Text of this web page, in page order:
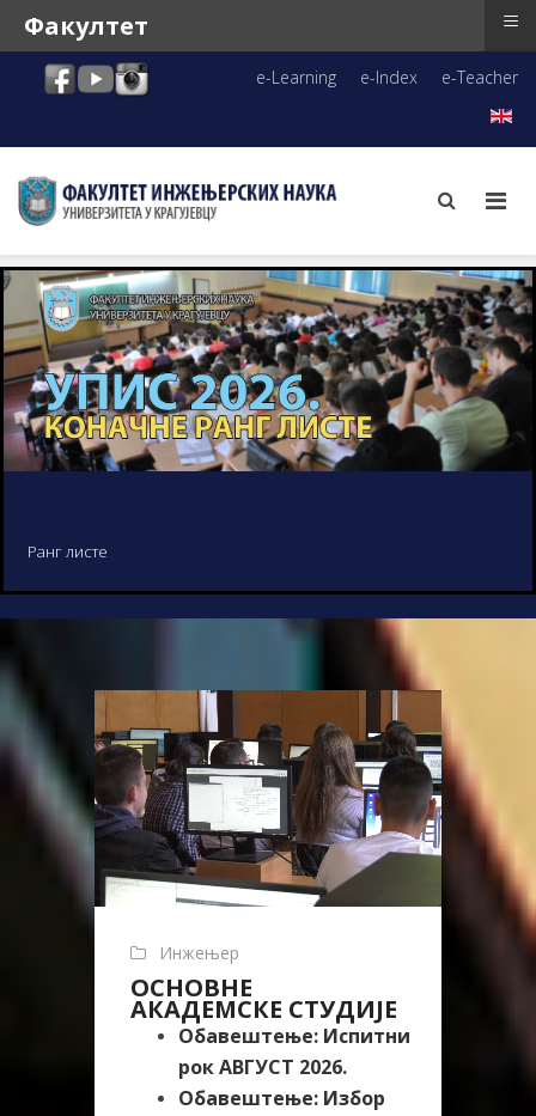
e-Learning e-Index e-Teacher
Ранг листе
Инжењер
ОСНОВНЕ
АКАДЕМСКЕ СТУДИЈЕ
Обавештење: Испитни
рок АВГУСТ 2026.
Обавештење: Избор
Факултет ≡